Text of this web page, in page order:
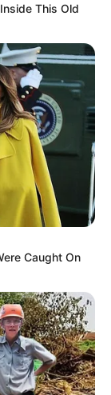
This Old
Caught On